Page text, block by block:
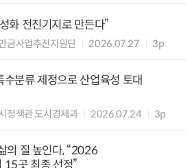
화 전진기지로 만든다”
금사업추진지원단 2026.07.27 3p
분류 제정으로 산업육성 토대
정책관 도시경제과 2026.07.24 3p
의 질 높인다, “2026
15곳 최종 선정”